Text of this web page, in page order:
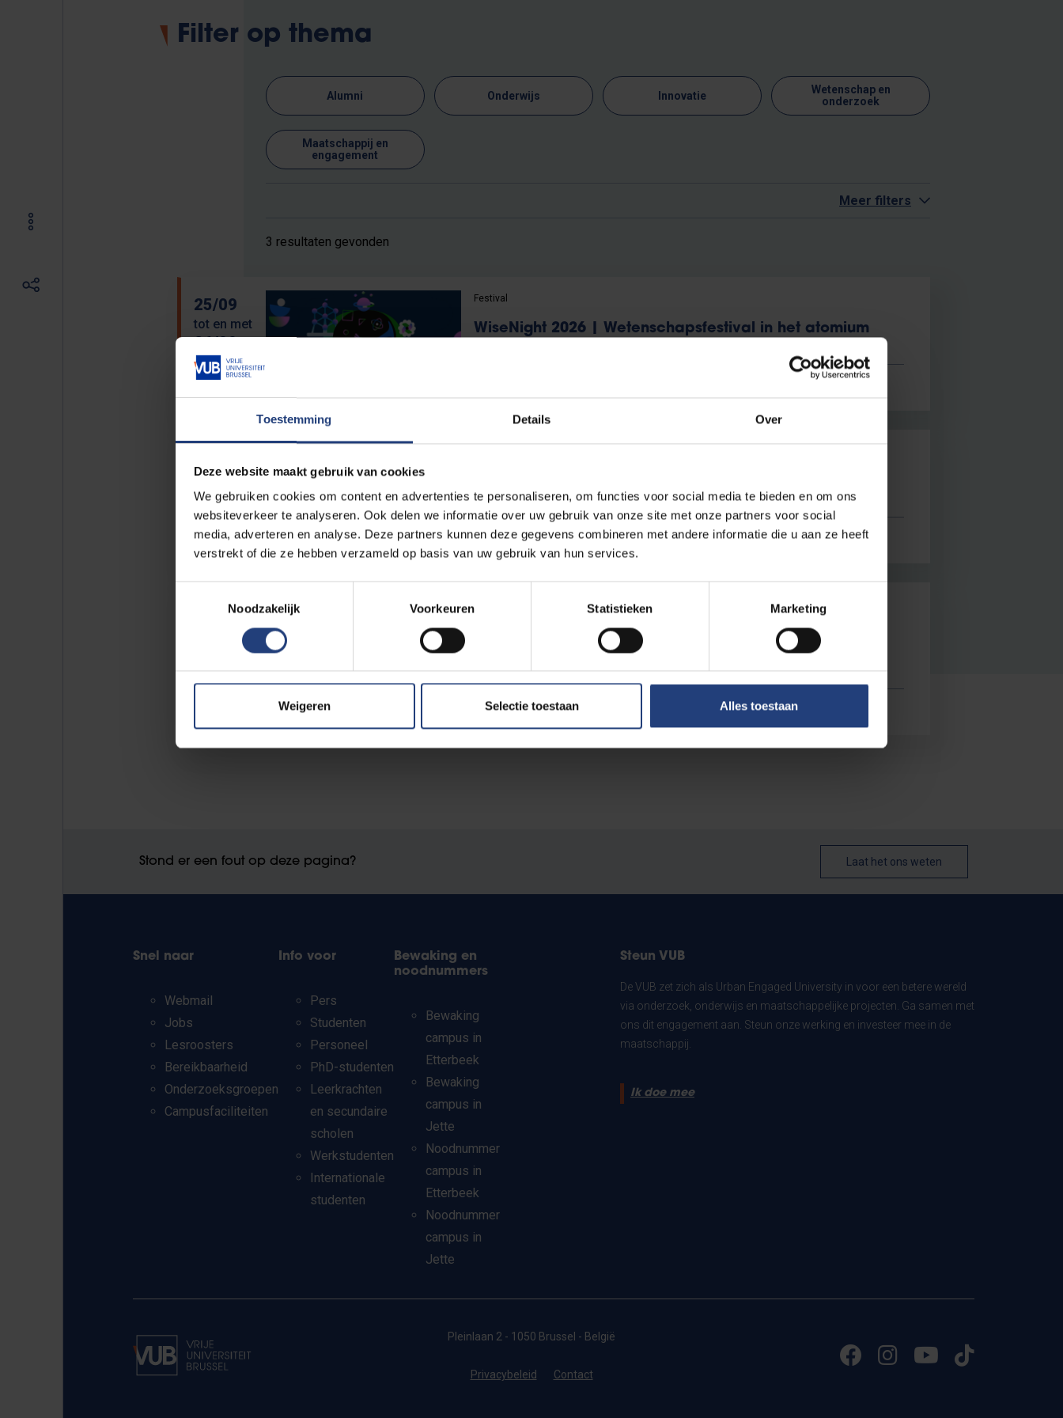
Toestemming Details Over
Deze website maakt gebruik van cookies
We gebruiken cookies om content en advertenties te personaliseren, om functies voor social media te bieden en om ons
websiteverkeer te analyseren. Ook delen we informatie over uw gebruik van onze site met onze partners voor social
media, adverteren en analyse. Deze partners kunnen deze gegevens combineren met andere informatie die u aan ze heeft
verstrekt of die ze hebben verzameld op basis van uw gebruik van hun services.
Noodzakelijk
Voorkeuren Statistieken Marketing
Weigeren Selectie toestaan Alles toestaan
Filter op thema
Alumni Onderwijs Innovatie
Wetenschap en
onderzoek
Maatschappij en
engagement
Meer filters
3 resultaten gevonden
25/09
tot en met
26/09
-
2026
Festival
WiseNight 2026 | Wetenschapsfestival in het atomium
19/10
-
2026
TheMerode
2026
Dag van de Wetenschap 2026 | Wetenschapsfestival
Muntpunt
Stond er een fout op deze pagina? Laat het ons weten
Snel naar
Webmail
Jobs
Lesroosters
Bereikbaarheid
Onderzoeksgroepen
Campusfaciliteiten
Info voor
Pers
Studenten
Personeel
PhD-studenten
Leerkrachten
en secundaire
scholen
Werkstudenten
Internationale
studenten
Bewaking en
noodnummers
Bewaking
campus in
Etterbeek
Bewaking
campus in
Jette
Noodnummer
campus in
Etterbeek
Noodnummer
campus in
Jette
Steun VUB
De VUB zet zich als Urban Engaged University in voor een betere wereld
via onderzoek, onderwijs en maatschappelijke projecten. Ga samen met
ons dit engagement aan. Steun onze werking en investeer mee in de
maatschappij.
Ik doe mee
Pleinlaan 2 - 1050 Brussel - België
Privacybeleid Contact